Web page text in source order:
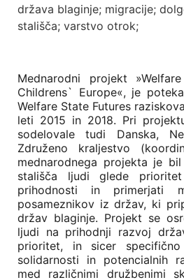
država blaginje; migracije;
stališča; varstvo otrok;
Mednarodni projekt
Childrens` Europe«, je
Welfare State Futures
leti 2015 in 2018. Pri
sodelovale tudi Danska,
Združeno kraljestvo
mednarodnega projekta je
stališča ljudi glede
prihodnosti in primerjati
posameznikov iz držav, ki
držav blaginje. Projekt se
ljudi na prihodnji razvoj
prioritet, in sicer specifično
solidarnosti in potencialnih
med različnimi družbenimi